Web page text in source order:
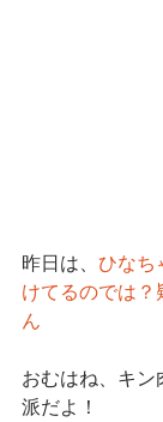
昨日は、 ひなち
けてるのでは？
ん
おむはね、キン
派だよ！